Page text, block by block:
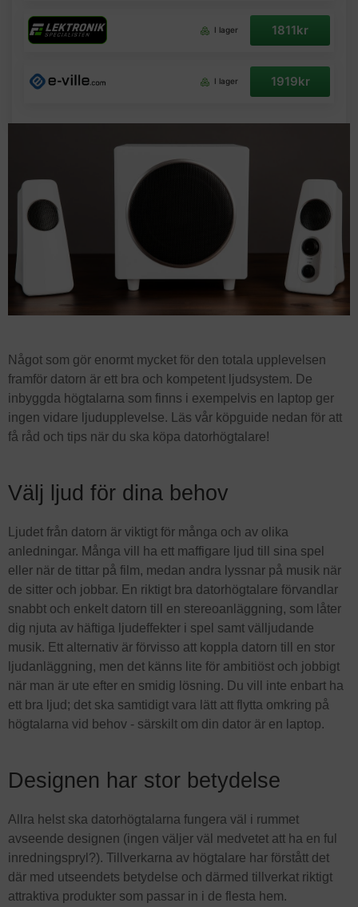
I lager 1811kr
I lager 1919kr
Något som gör enormt mycket för den totala upplevelsen
framför datorn är ett bra och kompetent ljudsystem. De
inbyggda högtalarna som finns i exempelvis en laptop ger
ingen vidare ljudupplevelse. Läs vår köpguide nedan för att
få råd och tips när du ska köpa datorhögtalare!
Välj ljud för dina behov
Ljudet från datorn är viktigt för många och av olika
anledningar. Många vill ha ett maffigare ljud till sina spel
eller när de tittar på film, medan andra lyssnar på musik när
de sitter och jobbar. En riktigt bra datorhögtalare förvandlar
snabbt och enkelt datorn till en stereoanläggning, som låter
dig njuta av häftiga ljudeffekter i spel samt välljudande
musik. Ett alternativ är förvisso att koppla datorn till en stor
ljudanläggning, men det känns lite för ambitiöst och jobbigt
när man är ute efter en smidig lösning. Du vill inte enbart ha
ett bra ljud; det ska samtidigt vara lätt att flytta omkring på
högtalarna vid behov - särskilt om din dator är en laptop.
Designen har stor betydelse
Allra helst ska datorhögtalarna fungera väl i rummet
avseende designen (ingen väljer väl medvetet att ha en ful
inredningspryl?). Tillverkarna av högtalare har förstått det
där med utseendets betydelse och därmed tillverkat riktigt
attraktiva produkter som passar in i de flesta hem.